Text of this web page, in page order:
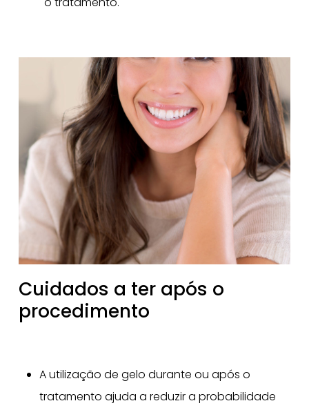
Cuidados a ter após o
procedimento
A utilização de gelo durante ou após o
tratamento ajuda a reduzir a probabilidade